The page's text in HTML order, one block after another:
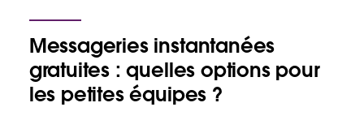
Messageries instantanées
gratuites : quelles options pour
les petites équipes ?